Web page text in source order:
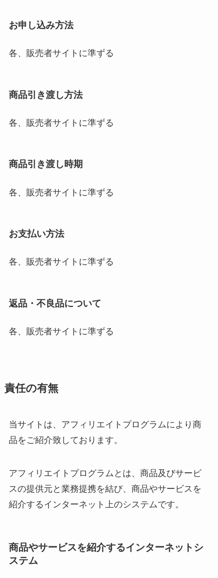
お申し込み方法
各、販売者サイトに準ずる
商品引き渡し方法
各、販売者サイトに準ずる
商品引き渡し時期
各、販売者サイトに準ずる
お支払い方法
各、販売者サイトに準ずる
返品・不良品について
各、販売者サイトに準ずる
責任の有無
当サイトは、アフィリエイトプログラムにより商
品をご紹介致しております。
アフィリエイトプログラムとは、商品及びサービ
スの提供元と業務提携を結び、商品やサービスを
紹介するインターネット上のシステムです。
商品やサービスを紹介するインターネットシ
ステム